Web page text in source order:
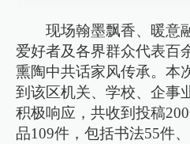
现场翰墨飘香、暖意
爱好者及各界群众代表百
熏陶中共话家风传承。本
到该区机关、学校、企事
积极响应，共收到投稿
品109件，包括书法55件